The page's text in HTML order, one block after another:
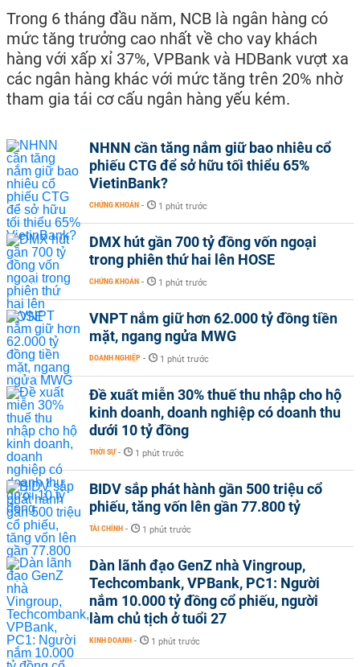
Trong 6 tháng đầu năm, NCB là ngân hàng có
mức tăng trưởng cao nhất về cho vay khách
hàng với xấp xỉ 37%, VPBank và HDBank vượt xa
các ngân hàng khác với mức tăng trên 20% nhờ
tham gia tái cơ cấu ngân hàng yếu kém.
NHNN cần tăng nắm giữ bao nhiêu cổ
phiếu CTG để sở hữu tối thiểu 65%
VietinBank?
CHỨNG KHOÁN - 1 phút trước
DMX hút gần 700 tỷ đồng vốn ngoại
trong phiên thứ hai lên HOSE
CHỨNG KHOÁN - 1 phút trước
VNPT nắm giữ hơn 62.000 tỷ đồng tiền
mặt, ngang ngửa MWG
DOANH NGHIỆP - 1 phút trước
Đề xuất miễn 30% thuế thu nhập cho hộ
kinh doanh, doanh nghiệp có doanh thu
dưới 10 tỷ đồng
THỜI SỰ - 1 phút trước
BIDV sắp phát hành gần 500 triệu cổ
phiếu, tăng vốn lên gần 77.800 tỷ
TÀI CHÍNH - 1 phút trước
Dàn lãnh đạo GenZ nhà Vingroup,
Techcombank, VPBank, PC1: Người
nắm 10.000 tỷ đồng cổ phiếu, người
làm chủ tịch ở tuổi 27
KINH DOANH - 1 phút trước